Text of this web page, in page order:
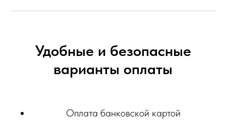
Удобные и безопасные
варианты оплаты
Оплата банковской картой